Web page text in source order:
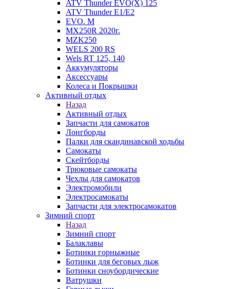
ATV Thunder EVO(X) 125
ATV Thunder Е1/Е2
EVO. M
MX250R 2020г.
MZK250
WELS 200 RS
Wels RT 125, 140
Аккумуляторы
Аксессуары
Колеса и Покрышки
Активный отдых
Назад
Активный отдых
Запчасти для самокатов
Лонгборды
Палки для скандинавской ходьбы
Самокаты
Скейтборды
Трюковые самокаты
Чехлы для самокатов
Электромобили
Электросамокаты
Запчасти для электросамокатов
Зимний спорт
Назад
Зимний спорт
Балаклавы
Ботинки горныжные
Ботинки для беговых лыж
Ботинки сноубордические
Ватрушки